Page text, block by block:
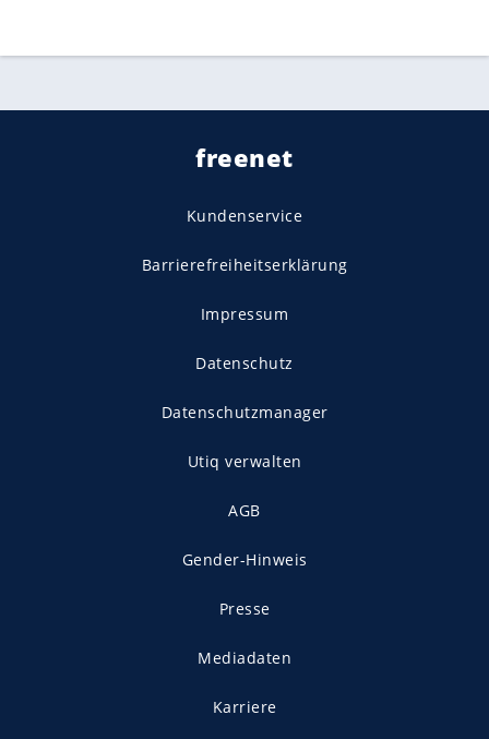
freenet
Kundenservice
Barrierefreiheitserklärung
Impressum
Datenschutz
Datenschutzmanager
Utiq verwalten
AGB
Gender-Hinweis
Presse
Mediadaten
Karriere